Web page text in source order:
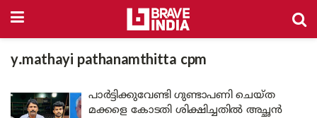
y.mathayi pathanamthitta cpm
പാർട്ടിക്കുവേണ്ടി ഗുണ്ടാപണി ചെയ്ത
മക്കളെ കോടതി ശിക്ഷിച്ചതിൽ അച്ഛൻ